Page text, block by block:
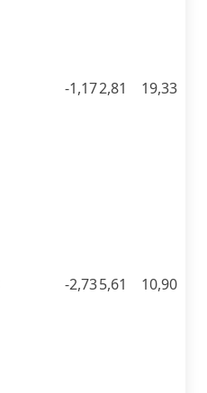
-1,172,81 19,33
-2,735,61 10,90